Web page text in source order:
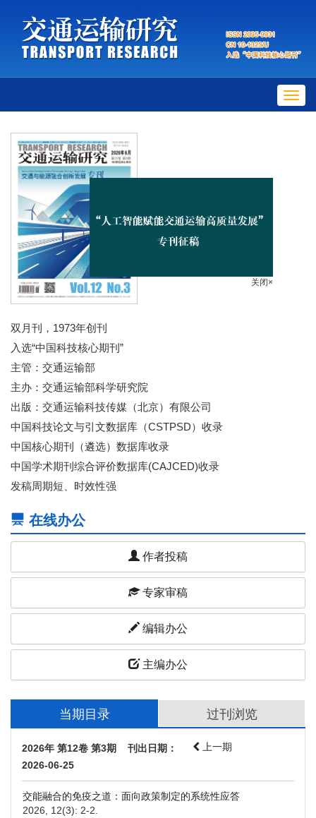
双月刊，1973年创刊
入选“中国科技核心期刊”
主管：交通运输部
主办：交通运输部科学研究院
出版：交通运输科技传媒（北京）有限公司
中国科技论文与引文数据库（CSTPSD）收录
中国核心期刊（遴选）数据库收录
中国学术期刊综合评价数据库(CAJCED)收录
发稿周期短、时效性强
在线办公
作者投稿
专家审稿
编辑办公
主编办公
当期目录 过刊浏览
2026年 第12卷 第3期 刊出日期：
2026-06-25
上一期
交能融合的免疫之道：面向政策制定的系统性应答
2026, 12(3): 2-2.